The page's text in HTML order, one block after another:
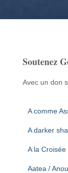
Soutenez
Avec un don
A comme
A darker
A la
Aatea /